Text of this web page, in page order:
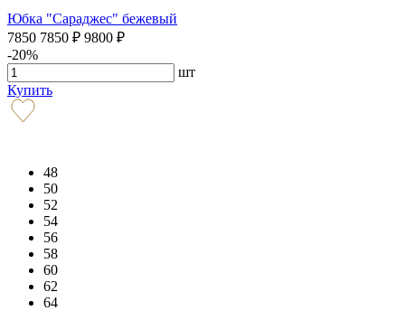
Юбка "Сараджес" бежевый
7850 7850 ₽ 9800 ₽
-20%
шт
Купить
48
50
52
54
56
58
60
62
64